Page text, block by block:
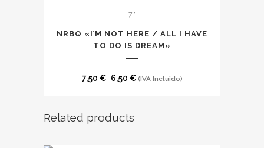
7''
NRBQ «I’M NOT HERE / ALL I HAVE
TO DO IS DREAM»
7,50€ El
era:
6,50 €El(IVA Incluido)
Related products